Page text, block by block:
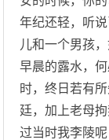
年纪还轻，听
儿和一个男孩
早晨的露水，
时，终日若有
廷，加上老母
过当时我李陵